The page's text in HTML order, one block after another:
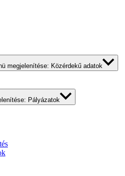
megjelenítése: Közérdekű adatok
Pályázatok